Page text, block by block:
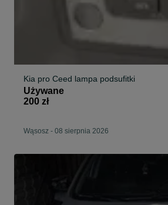
Kia pro Ceed lampa podsufitki
Używane
200 zł
Wąsosz - 08 sierpnia 2026